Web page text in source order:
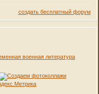
создать бесплатный форум